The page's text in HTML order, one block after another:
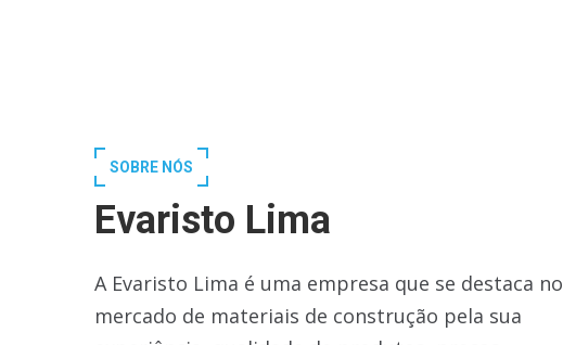
SOBRE NÓS
Evaristo Lima
A Evaristo Lima é uma empresa que se destaca no
mercado de materiais de construção pela sua